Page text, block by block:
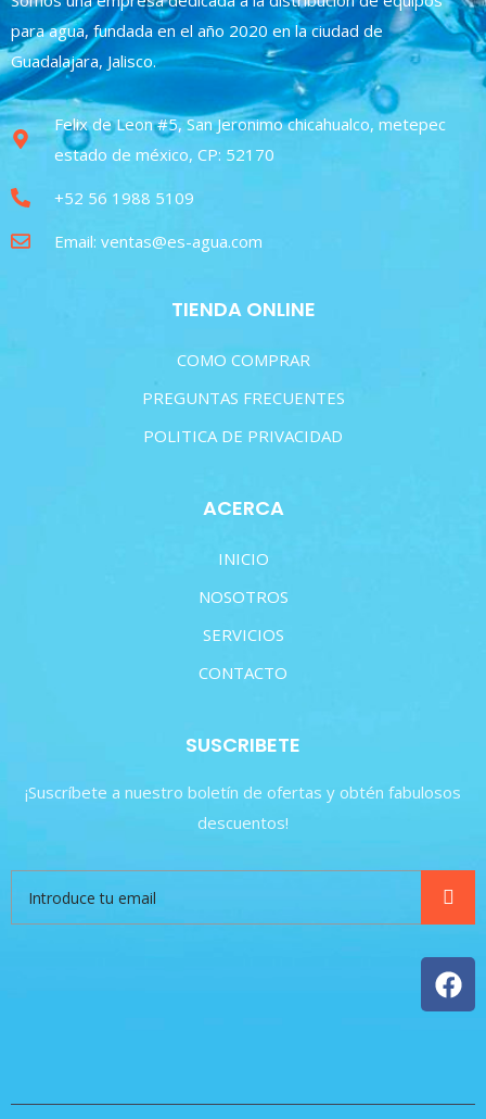
para agua, fundada en el año 2020 en la ciudad de
Guadalajara, Jalisco.
Felix de Leon #5, San Jeronimo chicahualco, metepec
estado de méxico, CP: 52170
+52 56 1988 5109
Email: ventas@es-agua.com
TIENDA ONLINE
COMO COMPRAR
PREGUNTAS FRECUENTES
POLITICA DE PRIVACIDAD
ACERCA
INICIO
NOSOTROS
SERVICIOS
CONTACTO
SUSCRIBETE
¡Suscríbete a nuestro boletín de ofertas y obtén fabulosos
descuentos!